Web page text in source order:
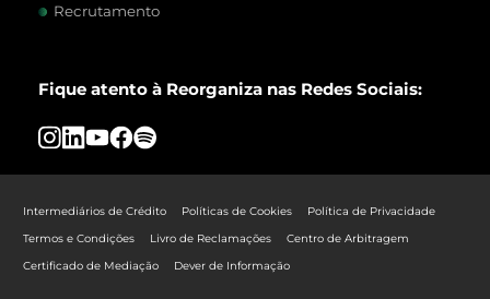
Recrutamento
Fique atento à Reorganiza nas Redes Sociais:
Intermediários de Crédito Políticas de Cookies
Política de Privacidade
Termos e Condições
Livro de Reclamações
Centro de Arbitragem
Certificado de Mediação
Dever de Informação